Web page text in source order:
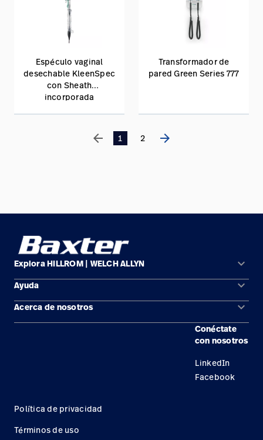
Espéculo vaginal
desechable KleenSpec
con Sheath
incorporada
Transformador de
pared Green Series 777
arrow_back 1 2 arrow_forward
Explora HILLROM | WELCH ALLYN keyboard_arrow_down
Soluciones
Productos
Ayuda keyboard_arrow_down
Comunícate con nosotros
Acerca de nosotros keyboard_arrow_down
Conéctate
con nosotros
LinkedIn
Facebook
Política de privacidad
Términos de uso